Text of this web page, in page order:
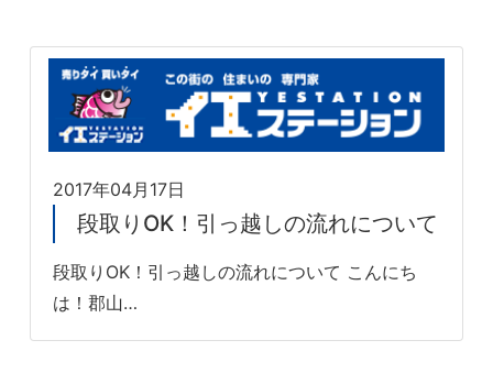
2017年04月17日
段取りOK！引っ越しの流れについて
段取りOK！引っ越しの流れについて こんにち
は！郡山…